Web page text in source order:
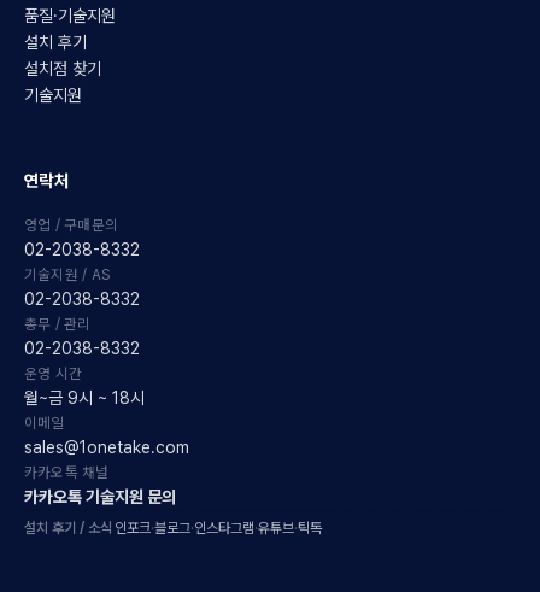
품질·기술지원
설치 후기
설치점 찾기
기술지원
연락처
영업 / 구매문의
02-2038-8332
기술지원 / AS
02-2038-8332
총무 / 관리
02-2038-8332
운영 시간
월~금 9시 ~ 18시
이메일
sales@1onetake.com
카카오톡 채널
카카오톡 기술지원 문의
설치 후기 / 소식 인포크·블로그·인스타그램·유튜브·틱톡